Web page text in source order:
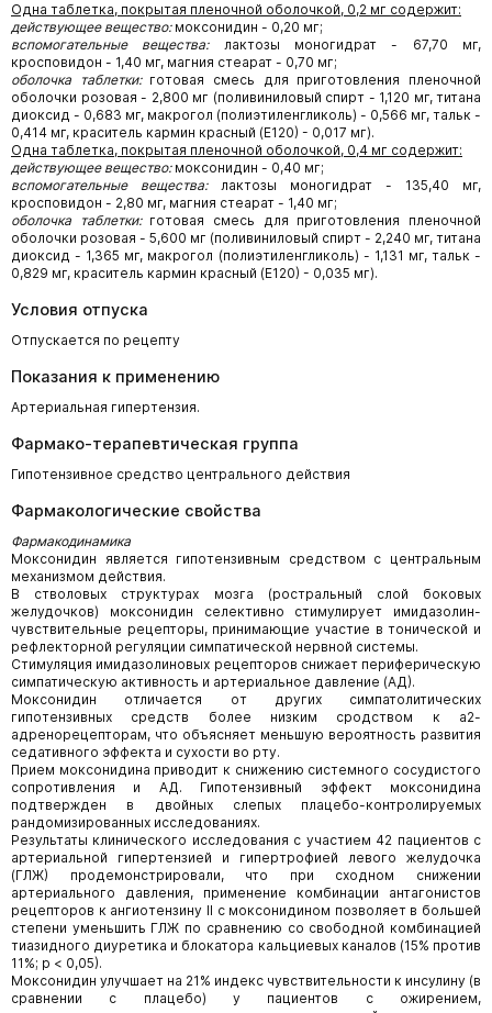
Одна таблетка, покрытая пленочной оболочкой, 0,2 мг содержит:
действующее вещество:моксонидин - 0,20 мг;
вспомогательные вещества:лактозы моногидрат - 67,70 мг,
кросповидон - 1,40 мг, магния стеарат - 0,70 мг;
оболочка таблетки:готовая смесь для приготовления пленочной
оболочки розовая - 2,800 мг (поливиниловый спирт - 1,120 мг, титана
диоксид - 0,683 мг, макрогол (полиэтиленгликоль) - 0,566 мг, тальк -
0,414 мг, краситель кармин красный (Е120) - 0,017 мг).
Одна таблетка, покрытая пленочной оболочкой, 0,4 мг содержит:
действующее вещество:моксонидин - 0,40 мг;
вспомогательные вещества:лактозы моногидрат - 135,40 мг,
кросповидон - 2,80 мг, магния стеарат - 1,40 мг;
оболочка таблетки:готовая смесь для приготовления пленочной
оболочки розовая - 5,600 мг (поливиниловый спирт - 2,240 мг, титана
диоксид - 1,365 мг, макрогол (полиэтиленгликоль) - 1,131 мг, тальк -
0,829 мг, краситель кармин красный (Е120) - 0,035 мг).
Условия отпуска
Отпускается по рецепту
Показания к применению
Артериальная гипертензия.
Фармако-терапевтическая группа
Гипотензивное средство центрального действия
Фармакологические свойства
Фармакодинамика
Моксонидин является гипотензивным средством с центральным
механизмом действия.
В стволовых структурах мозга (ростральный слой боковых
желудочков) моксонидин селективно стимулирует имидазолин-
чувствительные рецепторы, принимающие участие в тонической и
рефлекторной регуляции симпатической нервной системы.
Стимуляция имидазолиновых рецепторов снижает периферическую
симпатическую активность и артериальное давление (АД).
Моксонидин отличается от других симпатолитических
гипотензивных средств более низким сродством к а2-
адренорецепторам, что объясняет меньшую вероятность развития
седативного эффекта и сухости во рту.
Прием моксонидина приводит к снижению системного сосудистого
сопротивления и АД. Гипотензивный эффект моксонидина
подтвержден в двойных слепых плацебо-контролируемых
рандомизированных исследованиях.
Результаты клинического исследования с участием 42 пациентов с
артериальной гипертензией и гипертрофией левого желудочка
(ГЛЖ) продемонстрировали, что при сходном снижении
артериального давления, применение комбинации антагонистов
рецепторов к ангиотензину II с моксонидином позволяет в большей
степени уменьшить ГЛЖ по сравнению со свободной комбинацией
тиазидного диуретика и блокатора кальциевых каналов (15% против
11%; р < 0,05).
Моксонидин улучшает на 21% индекс чувствительности к инсулину (в
сравнении с плацебо) у пациентов с ожирением,